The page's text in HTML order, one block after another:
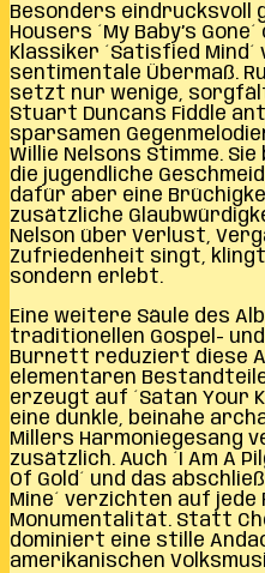
Besonders eindrucksvoll
Housers ´My Baby’s
Klassiker ´Satisfied
sentimentale Übermaß.
setzt nur wenige,
Stuart Duncans Fiddle
sparsamen
Willie Nelsons Stimme.
die jugendliche
dafür aber eine
zusätzliche
Nelson über Verlust,
Zufriedenheit singt,
sondern erlebt.
Eine weitere Säule des
traditionellen Gospel-
Burnett reduziert diese
elementaren
erzeugt auf ´Satan Your
eine dunkle, beinahe
Millers Harmoniegesang
zusätzlich. Auch ´I Am A
Of Gold´ und das
Mine´ verzichten auf
Monumentalität. Statt
dominiert eine stille
amerikanischen